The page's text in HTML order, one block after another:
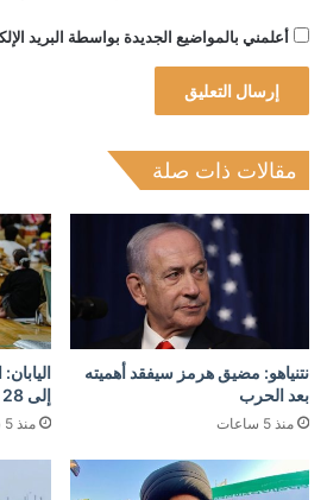
أعلمني بالمواضيع الجديدة بواسطة البريد
مقالات ذات صلة
نتنياهو: مضيق هرمز سيفقد أهميته
بعد الحرب
منذ 5 ساعات
إلى 28
منذ 5 ساعات